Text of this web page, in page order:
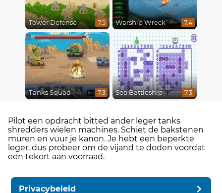
Tower Defense 7.5 Warship Wreck 7.4
Tanks Squad 7.3 Sea Battleship 7.3
Pilot een opdracht bitted ander leger tanks
shredders wielen machines. Schiet de bakstenen
muren en vuur je kanon. Je hebt een beperkte
leger, dus probeer om de vijand te doden voordat
een tekort aan voorraad.
Privacybeleid